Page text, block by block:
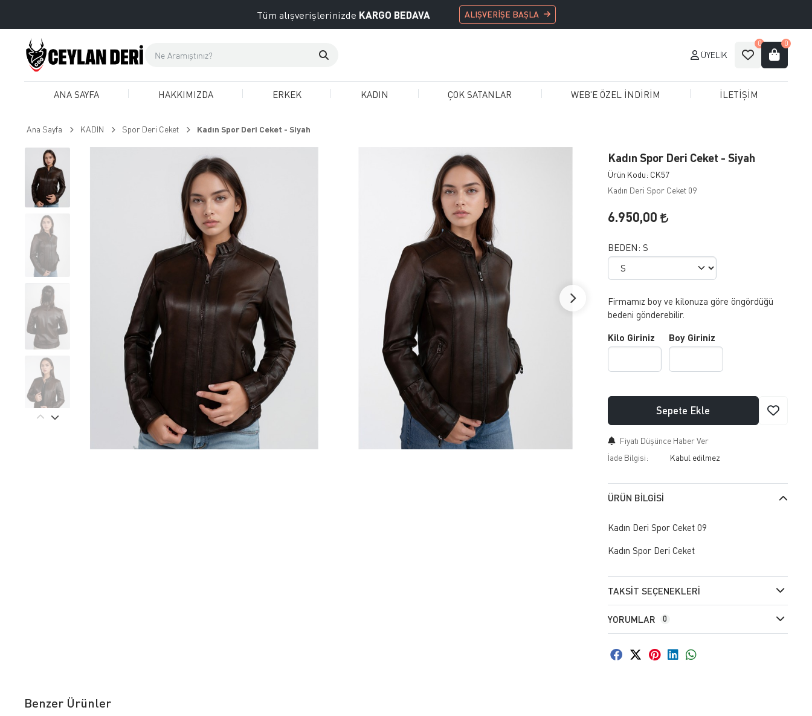
Tüm alışverişlerinizde KARGO BEDAVA ALIŞVERİŞE BAŞLA
ÜYELIK
0 0
ANA SAYFA HAKKIMIZDA ERKEK KADIN ÇOK SATANLAR WEB'E ÖZEL İNDİRİM İLETİŞİM
Ana Sayfa KADIN Spor Deri Ceket Kadın Spor Deri Ceket - Siyah
Kadın Spor Deri Ceket - Siyah
Ürün Kodu: CK57
Kadın Deri Spor Ceket 09
6.950,00
BEDEN: S
Firmamız boy ve kilonuza göre öngördüğü
bedeni gönderebilir.
Kilo Giriniz Boy Giriniz
Sepete Ekle
Fiyatı Düşünce Haber Ver
İade Bilgisi:
ÜRÜN BILGISI
Kadın Deri Spor Ceket 09
Kadın Spor Deri Ceket
TAKSIT SEÇENEKLERI
YORUMLAR 0
Benzer Ürünler